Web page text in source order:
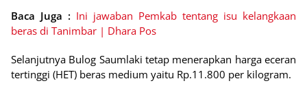
Baca Juga : Ini jawaban Pemkab tentang isu kelangkaan
beras di Tanimbar | Dhara Pos
Selanjutnya Bulog Saumlaki tetap menerapkan harga eceran
tertinggi (HET) beras medium yaitu Rp.11.800 per kilogram.